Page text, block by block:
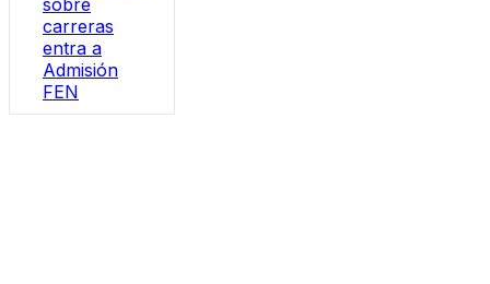
carreras
entra a
Admisión
FEN